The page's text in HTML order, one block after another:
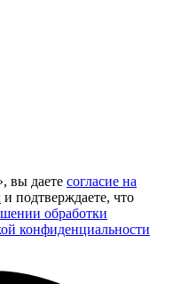
вы даете согласие на
и подтверждаете, что
обработки
конфиденциальности